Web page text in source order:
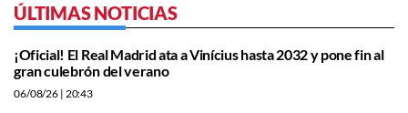
ÚLTIMAS NOTICIAS
¡Oficial! El Real Madrid ata a Vinícius hasta 2032 y pone fin al
gran culebrón del verano
06/08/26 | 20:43